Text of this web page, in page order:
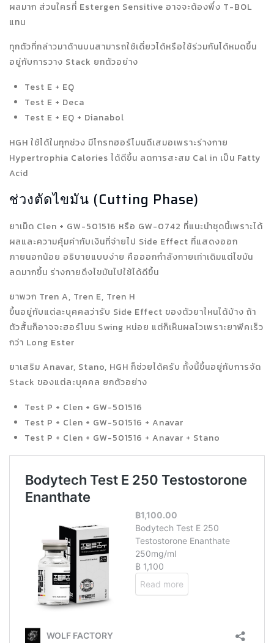
ผลมาก ส่วนใครที่ Estergen Sensitive อาจจะต้องพึ่ง T-BOL
แทน
ทุกตัวที่กล่าวมาด้านบนสามารถใช้เดี่ยวได้หรือใช้ร่วมกันได้หมดขึ้น
อยู่กับการวาง Stack ยกตัวอย่าง
Test E + EQ
Test E + Deca
Test E + EQ + Dianabol
HGH ใช้ได้ในทุกช่วง มีโกรทฮอร์โมนดีเสมอเพราะร่างกาย
Hypertrophia Calories ได้ดีขึ้น ลดการสะสม Cal in เป็น Fatty
Acid
ช่วงตัดไขมัน (Cutting Phase)
ยาเม็ด Clen + GW-501516 หรือ GW-0742 ที่แนะนำชุดนี้เพราะได้
ผลและความคุ้มค่ากับเงินที่จ่ายไป Side Effect ที่แสดงออก
ภายนอกน้อย อธิบายแบบง่าย คือออกกำลังกายเท่าเดิมแต่ไขมัน
ลดมากขึ้น ร่างกายดึงไขมันไปใช้ได้ดีขึ้น
ยาพวก Tren A, Tren E, Tren H
ขึ้นอยู่กับแต่ละบุคคลว่ารับ Side Effect ของตัวยาไหนได้บ้าง ถ้า
ตัวสั้นก็อาจจะฮอร์โมน Swing หน่อย แต่ก็เห็นผลไวเพราะยาพีคเร็ว
กว่า Long Ester
ยาเสริม Anavar, Stano, HGH ก็ช่วยได้ครับ ทั้งนี้ขึ้นอยู่กับการจัด
Stack ของแต่ละบุคคล ยกตัวอย่าง
Test P + Clen + GW-501516
Test P + Clen + GW-501516 + Anavar
Test P + Clen + GW-501516 + Anavar + Stano